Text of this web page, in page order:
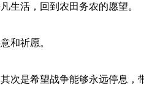
生活，回到农田务农的愿望。
和祈愿。
是希望战争能够永远停息